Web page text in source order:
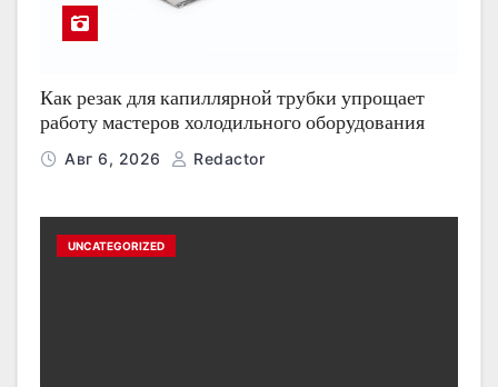
Как резак для капиллярной трубки упрощает
работу мастеров холодильного оборудования
Авг 6, 2026 Redactor
UNCATEGORIZED